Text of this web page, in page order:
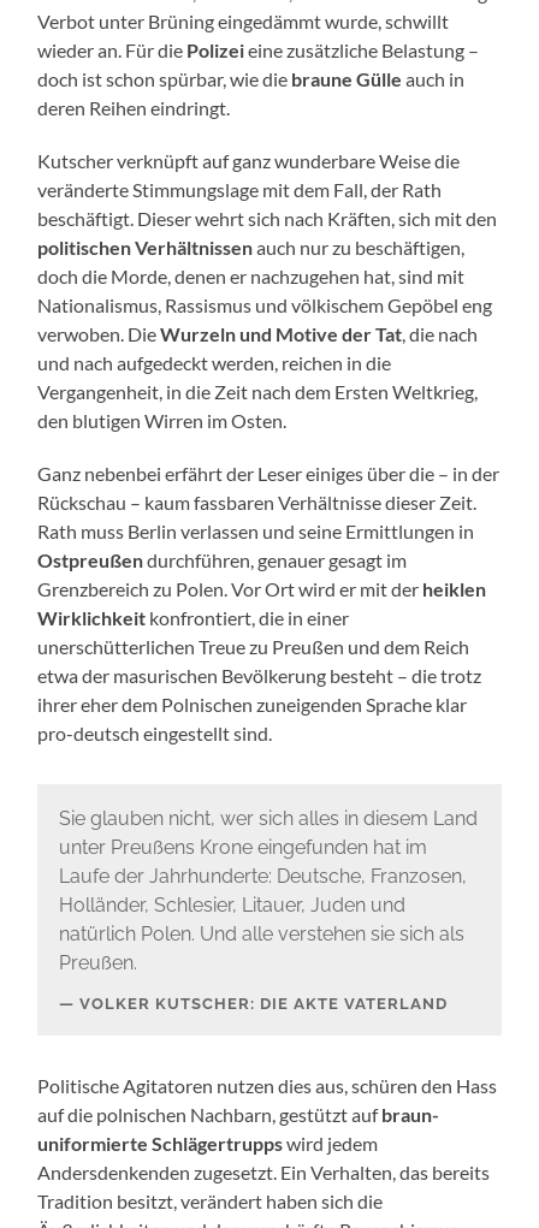
Verbot unter Brüning eingedämmt wurde, schwillt
wieder an. Für die Polizeieine zusätzliche Belastung –
doch ist schon spürbar, wie die braune Gülle auch in
deren Reihen eindringt.
Kutscher verknüpft auf ganz wunderbare Weise die
veränderte Stimmungslage mit dem Fall, der Rath
beschäftigt. Dieser wehrt sich nach Kräften, sich mit den
politischen Verhältnissenauch nur zu beschäftigen,
doch die Morde, denen er nachzugehen hat, sind mit
Nationalismus, Rassismus und völkischem Gepöbel eng
verwoben. DieWurzeln und Motive der Tat , die nach
und nach aufgedeckt werden, reichen in die
Vergangenheit, in die Zeit nach dem Ersten Weltkrieg,
den blutigen Wirren im Osten.
Ganz nebenbei erfährt der Leser einiges über die – in der
Rückschau – kaum fassbaren Verhältnisse dieser Zeit.
Rath muss Berlin verlassen und seine Ermittlungen in
Ostpreußendurchführen, genauer gesagt im
Grenzbereich zu Polen. Vor Ort wird er mit der heiklen
Wirklichkeit konfrontiert, die in einer
unerschütterlichen Treue zu Preußen und dem Reich
etwa der masurischen Bevölkerung besteht – die trotz
ihrer eher dem Polnischen zuneigenden Sprache klar
pro-deutsch eingestellt sind.
Sie glauben nicht, wer sich alles in diesem Land
unter Preußens Krone eingefunden hat im
Laufe der Jahrhunderte: Deutsche, Franzosen,
Holländer, Schlesier, Litauer, Juden und
natürlich Polen. Und alle verstehen sie sich als
Preußen.
VOLKER KUTSCHER: DIE AKTE VATERLAND
Politische Agitatoren nutzen dies aus, schüren den Hass
auf die polnischen Nachbarn, gestützt aufbraun-
uniformierte Schlägertruppswird jedem
Andersdenkenden zugesetzt. Ein Verhalten, das bereits
Tradition besitzt, verändert haben sich die